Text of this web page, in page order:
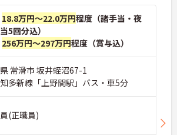
18.8万円～22.0万円程度（諸手当・夜
5回分込）
256万円～297万円程度（賞与込）
常滑市 坂井蛭沼67-1
多新線「上野間駅」バス・車5分
(正職員)